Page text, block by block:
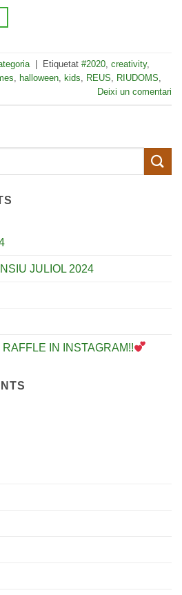
Etiquetat #2020, creativity,
, halloween, kids, REUS, RIUDOMS,
Deixi un comentari
JULIOL 2024
RAFFLE IN INSTAGRAM!!